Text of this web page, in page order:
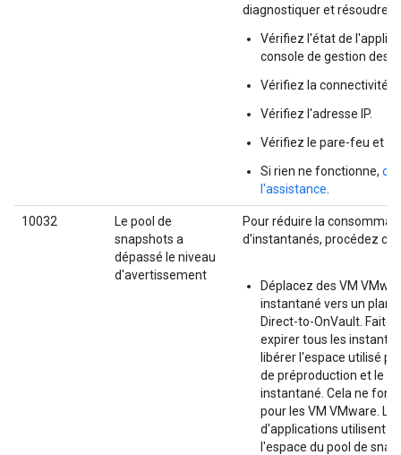
diagnostiquer et résoudre
Vérifiez l'état de
console de gestion des
Vérifiez la connectivité
Vérifiez l'adresse IP.
Vérifiez le pare-feu et
Si rien ne fonctionne,
l'assistance
10032
Le pool de
snapshots a
dépassé le niveau
d'avertissement
Pour réduire la
d'instantanés, procédez
Déplacez des VM
instantané vers un plan
Direct-to-OnVault.
expirer tous les
libérer l'espace utilisé
de préproduction et le
instantané. Cela ne
pour les VM VMware.
d'applications utilisent
l'espace du pool de